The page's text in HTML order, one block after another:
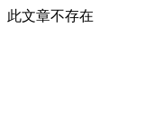
此文章不存在